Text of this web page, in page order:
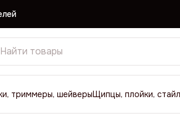
триммеры, шейверыЩипцы, плойки,